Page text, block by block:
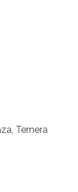
Ternera